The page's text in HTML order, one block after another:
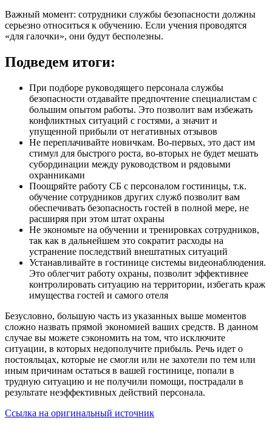
Важный момент: сотрудники службы безопасности должны
серьезно относиться к обучению. Если учения проводятся
«для галочки», они будут бесполезны.
Подведем итоги:
При подборе руководящего персонала службы
безопасности отдавайте предпочтение специалистам с
большим опытом работы. Это позволит вам избежать
конфликтных ситуаций с гостями, а значит и
упущенной прибыли от негативных отзывов
Не переплачивайте новичкам. Во-первых, это даст им
стимул для быстрого роста, во-вторых не будет мешать
субординации между руководством и рядовыми
охранниками
Поощряйте работу СБ с персоналом гостиницы, т.к.
обучение сотрудников других служб позволит вам
обеспечивать безопасность гостей в полной мере, не
расширяя при этом штат охраны
Не экономьте на обучении и тренировках сотрудников,
так как в дальнейшем это сократит расходы на
устранение последствий внештатных ситуаций
Устанавливайте в гостинице системы видеонаблюдения.
Это облегчит работу охраны, позволит эффективнее
контролировать ситуацию на территории, избегать краж
имущества гостей и самого отеля
Безусловно, большую часть из указанных выше моментов
сложно назвать прямой экономией ваших средств. В данном
случае вы можете сэкономить на том, что исключите
ситуации, в которых недополучите прибыль. Речь идет о
постояльцах, которые не смогли или не захотели по тем или
иным причинам остаться в вашей гостинице, попали в
трудную ситуацию и не получили помощи, пострадали в
результате неэффективных действий персонала.
Ссылка на оригинальный источник